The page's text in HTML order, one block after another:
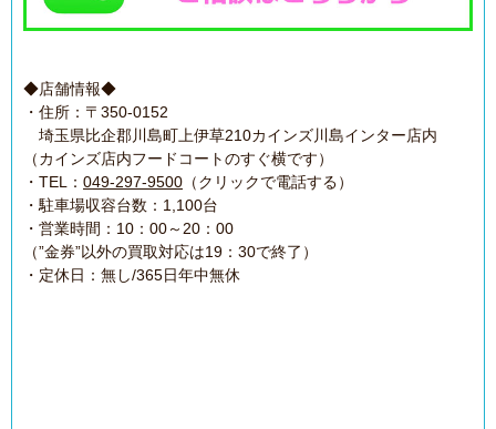
◆店舗情報◆
・住所：〒350-0152
埼玉県比企郡川島町上伊草210カインズ川島インター店内
（カインズ店内フードコートのすぐ横です）
・TEL： 049-297-9500 （クリックで電話する）
・駐車場収容台数：1,100台
・営業時間：10：00～20：00
（”金券”以外の買取対応は19：30で終了）
・定休日：無し/365日年中無休